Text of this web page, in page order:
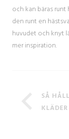
och kan bäras
den runt en
huvudet och knyt
mer inspiration.
SÅ